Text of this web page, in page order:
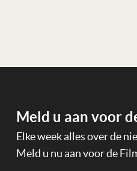
Meld u aan voor
Elke week alles over de
Meld u nu aan voor de